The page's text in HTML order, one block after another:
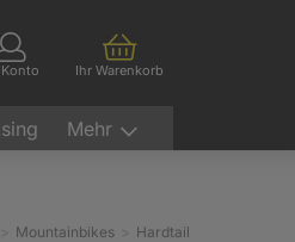
Ihr Warenkorb
Mehr
Mountainbikes
Hardtail